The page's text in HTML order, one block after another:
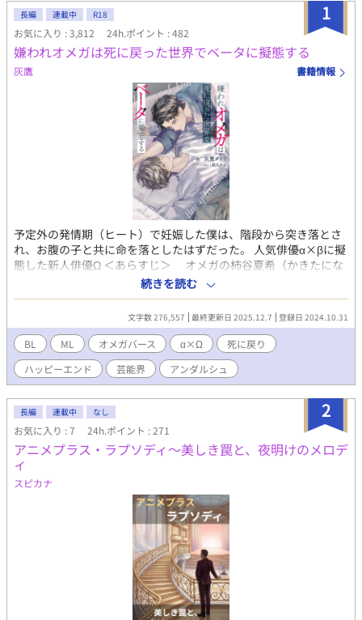
1
長編 連載中 R18
お気に入り : 3,812 24h.ポイント : 482
嫌われオメガは死に戻った世界でベータに擬態する
灰鷹 書籍情報
予定外の発情期（ヒート）で妊娠した僕は、階段から突き落とさ
れ、お腹の子と共に命を落としたはずだった。 人気俳優α×βに擬
態した新人俳優Ω ＜あらすじ＞ オメガの柿谷夏希（かきたにな
つき）は、生活に困窮していたところを芸能事務所の専務にスカ
ウトされ、俳優になる。専務に言われるがままにあざと可愛い系
キャラを演じ、それなりに人気はあったが、普段とのギャップが
ありすぎることから仕事仲間からは嫌われていた。初主演のドラ
マが大コケし余裕を失くしていたところに、予定外の発情期（ヒ
ート）がきて、共演者である先輩俳優の三間晴仁（みまはるひ
と）と関係を持ち、妊娠してしまう。三間には以前から人気女優
と付き合っているという噂があった。夏希との関係が週刊誌に掲
載されたことで、三間は世間から大バッシングを浴びる。 妊娠
のことを相談しようと三間を呼び出した日。夏希は待ち合わせ場
所で何者かに階段から突き落とされ、お腹の子供と共に命を落と
す。しかし、目を覚ますと、スカウトされた翌日に時間が巻き戻
っていた。最初の人生で後悔ばかりだった夏希は、ベータに擬態
し、二度目の人生をやり直すことを決意する。
続きを読む
文字数 276,557 最終更新日 2025.12.7 登録日 2024.10.31
BL ML オメガバース α×Ω
死に戻り
ハッピーエンド
芸能界 アンダルシュ
2
長編 連載中 なし
お気に入り : 7 24h.ポイント : 271
アニメプラス・ラプソディ～美しき罠と、夜明けのメロデ
ィ
スピカナ